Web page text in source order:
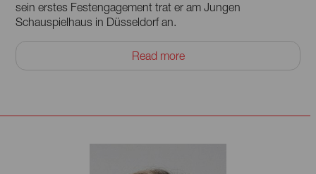
sein erstes Festengagement trat er am Jungen
Schauspielhaus in Düsseldorf an.
Seit der Spielzeit 2011/2012 war Philipp Grimm festes
Ensemblemitglied am Staatstheater Braunschweig. Zur
Taboris »Mein Kampf«, Thomas Manns »Der Zauberberg«
Read more